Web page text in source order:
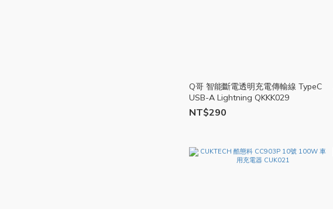
Q哥 智能斷電透明充電傳輸線 TypeC
USB-A Lightning QKKK029
NT$290